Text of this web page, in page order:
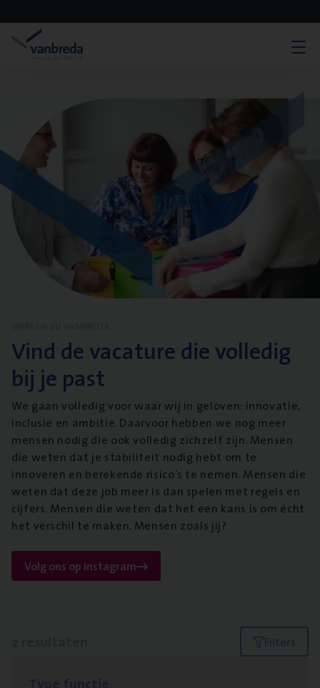
Vind de vacature die volledig
bij je past
We gaan volledig voor waar wij in geloven: innovatie,
inclusie en ambitie. Daarvoor hebben we nog meer
mensen nodig die ook volledig zichzelf zijn. Mensen
die weten dat je stabiliteit nodig hebt om te
innoveren en berekende risico’s te nemen. Mensen die
weten dat deze job meer is dan spelen met regels en
cijfers. Mensen die weten dat het een kans is om écht
het verschil te maken. Mensen zoals jij?
Volg ons op instagram
Filters